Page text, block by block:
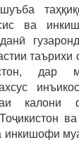
ва
таърихи
дар
калони
инкишофи